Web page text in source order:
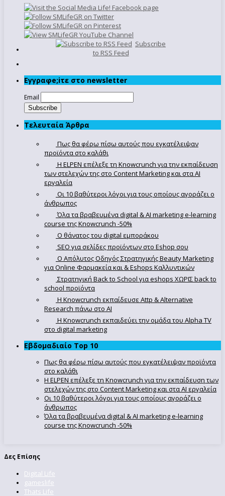
Subscribe
to RSS Feed
Εγγραφe;iτε στο newsletter
Email
Τελευταία Άρθρα
Πως θα φέρω πίσω αυτούς που εγκατέλειψαν
προϊόντα στο καλάθι
Η ELPEN επέλεξε τη Knowcrunch για την εκπαίδευση
των στελεχών της στο Content Marketing και στα AI
εργαλεία
Οι 10 βαθύτεροι λόγοι για τους οποίους αγοράζει ο
άνθρωπος
Όλα τα βραβευμένα digital & AI marketing e-learning
course της Knowcrunch -50%
Ο θάνατος του digital εμποράκου
SEO για σελίδες προϊόντων στο Eshop σου
Ο Απόλυτoς Οδηγός Στρατηγικής Beauty Marketing
για Online Φαρμακεία και & Eshops Καλλυντικών
Στρατηγική Back to School για eshops ΧΩΡΙΣ back to
school προϊόντα
Η Knowcrunch εκπαίδευσε Attp & Alternative
Research πάνω στο ΑΙ
Η Knowcrunch εκπαιδεύει την ομάδα του Alpha TV
στο digital marketing
Εβδομαδιαίο Top 10
Πως θα φέρω πίσω αυτούς που εγκατέλειψαν προϊόντα
στο καλάθι
Η ELPEN επέλεξε τη Knowcrunch για την εκπαίδευση των
στελεχών της στο Content Marketing και στα AI εργαλεία
Οι 10 βαθύτεροι λόγοι για τους οποίους αγοράζει ο
άνθρωπος
Όλα τα βραβευμένα digital & AI marketing e-learning
course της Knowcrunch -50%
Δες Επίσης
Digital Life
gameslife
Thats Life